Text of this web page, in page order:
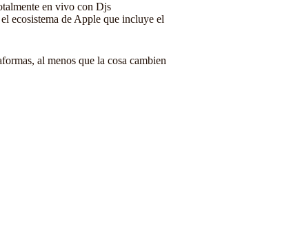
en vivo con Djs
ecosistema de Apple que incluye el
al menos que la cosa cambien